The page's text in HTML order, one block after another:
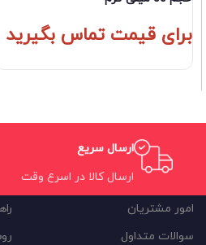
برای قیمت تماس بگیرید
ارسال سریع
ارسال کالا در اسرع وقت
امور مشتریان
سوالات متداول